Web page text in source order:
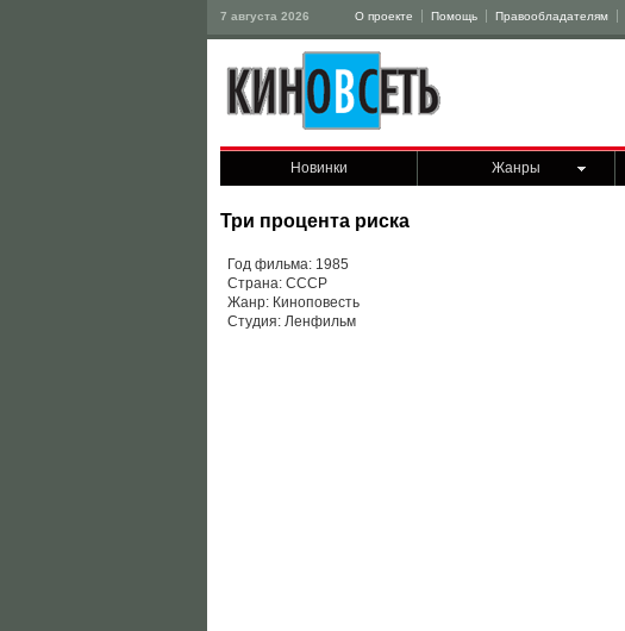
7 августа 2026 О проекте Помощь Правообладателям
Новинки Жанры
Три процента риска
Год фильма: 1985
Страна: СССР
Жанр: Киноповесть
Студия: Ленфильм